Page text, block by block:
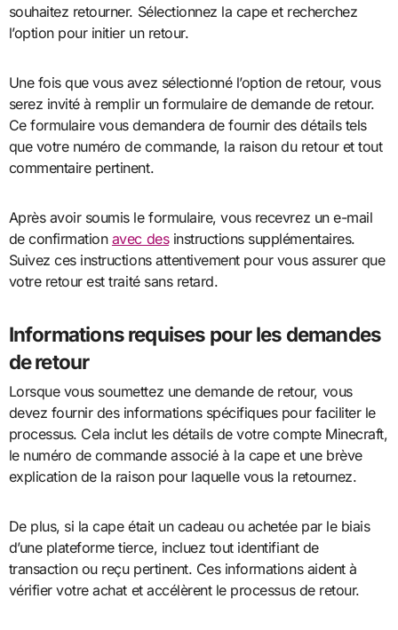
souhaitez retourner. Sélectionnez la cape et recherchez
l’option pour initier un retour.
Une fois que vous avez sélectionné l’option de retour, vous
serez invité à remplir un formulaire de demande de retour.
Ce formulaire vous demandera de fournir des détails tels
que votre numéro de commande, la raison du retour et tout
commentaire pertinent.
Après avoir soumis le formulaire, vous recevrez un e-mail
de confirmation avec desinstructions supplémentaires.
Suivez ces instructions attentivement pour vous assurer que
votre retour est traité sans retard.
Informations requises pour les demandes
de retour
Lorsque vous soumettez une demande de retour, vous
devez fournir des informations spécifiques pour faciliter le
processus. Cela inclut les détails de votre compte Minecraft,
le numéro de commande associé à la cape et une brève
explication de la raison pour laquelle vous la retournez.
De plus, si la cape était un cadeau ou achetée par le biais
d’une plateforme tierce, incluez tout identifiant de
transaction ou reçu pertinent. Ces informations aident à
vérifier votre achat et accélèrent le processus de retour.